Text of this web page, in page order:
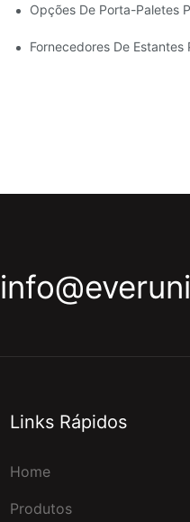
De Armazéns.
Opções De Porta-Paletes
Todos Os Setores.
Fornecedores De Estantes
Links Rápidos
Home
Produtos